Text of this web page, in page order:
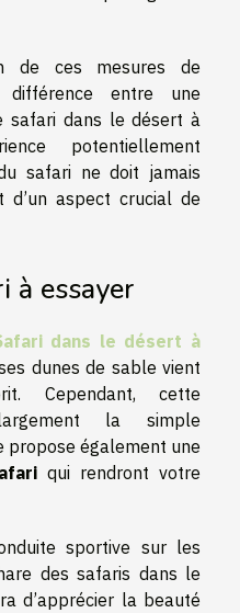
de ces mesures de
entre une
safari dans le désert à
potentiellement
safari ne doit jamais
d’un aspect crucial de
à essayer
dans le désert à
dunes de sable vient
Cependant, cette
la simple
propose également une
qui rendront votre
sportive sur les
des safaris dans le
d’apprécier la beauté